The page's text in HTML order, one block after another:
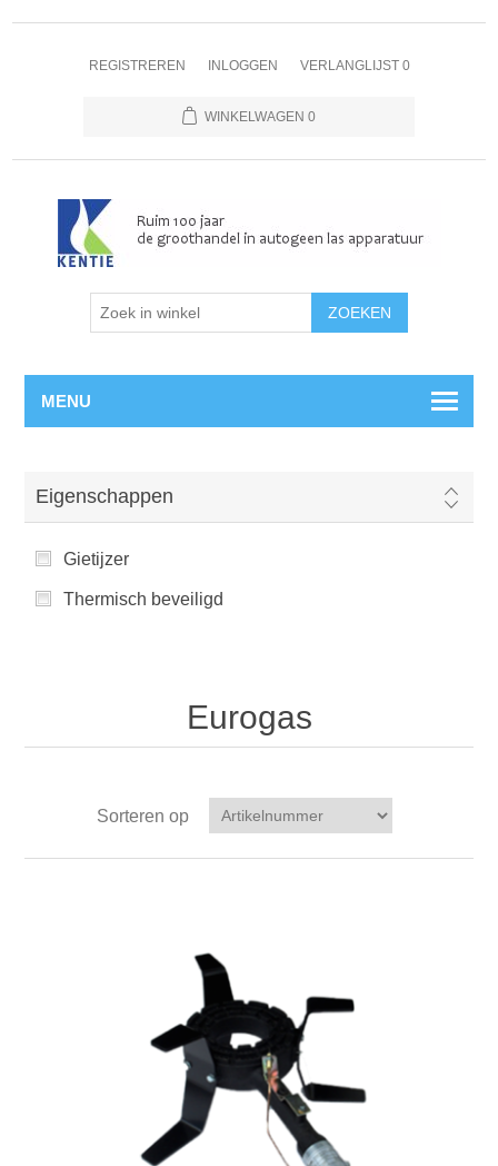
REGISTREREN INLOGGEN VERLANGLIJST 0
WINKELWAGEN 0
MENU
Eigenschappen
Gietijzer
Thermisch beveiligd
Eurogas
Sorteren op